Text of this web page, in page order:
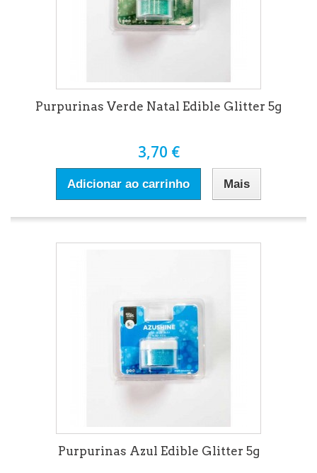
Purpurinas Verde Natal Edible Glitter 5g
3,70 €
Adicionar ao carrinho Mais
Purpurinas Azul Edible Glitter 5g